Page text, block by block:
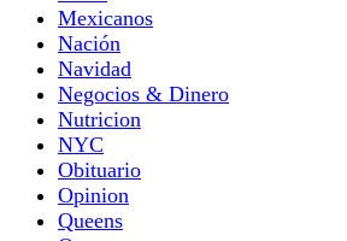
Mexicanos
Nación
Navidad
Negocios & Dinero
Nutricion
NYC
Obituario
Opinion
Queens